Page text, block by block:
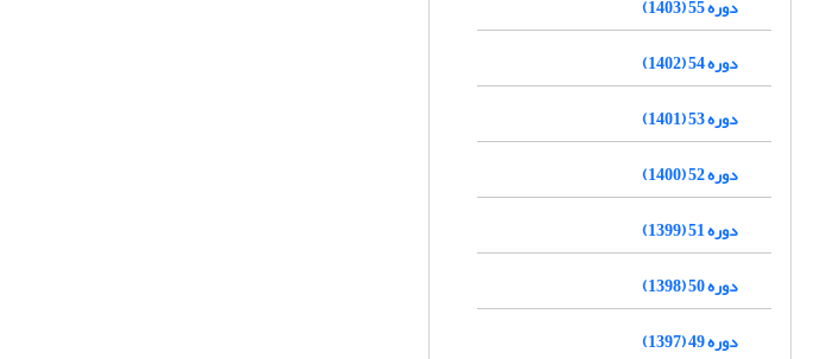
دوره 55 (1403)
دوره 54 (1402)
دوره 53 (1401)
دوره 52 (1400)
دوره 51 (1399)
دوره 50 (1398)
دوره 49 (1397)